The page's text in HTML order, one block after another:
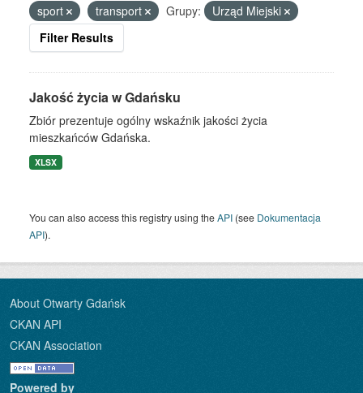
sport
transport Grupy:
Urząd Miejski
Filter Results
Jakość życia w Gdańsku
Zbiór prezentuje ogólny wskaźnik jakości życia
mieszkańców Gdańska.
XLSX
You can also access this registry using theAPI (see Dokumentacja
API).
About Otwarty Gdańsk
CKAN API
CKAN Association
Powered by